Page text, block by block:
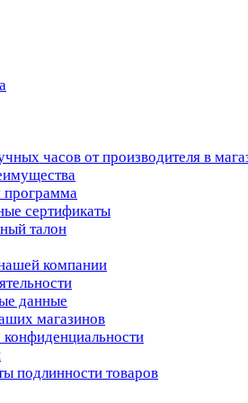
часов от производителя в
программа
сертификаты
талон
компании
данные
магазинов
подлинности товаров